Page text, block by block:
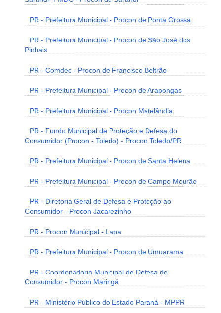
PR - Prefeitura Municipal - Procon de Ponta Grossa
PR - Prefeitura Municipal - Procon de São José dos
Pinhais
PR - Comdec - Procon de Francisco Beltrão
PR - Prefeitura Municipal - Procon de Arapongas
PR - Prefeitura Municipal - Procon Matelândia
PR - Fundo Municipal de Proteção e Defesa do
Consumidor (Procon - Toledo) - Procon Toledo/PR
PR - Prefeitura Municipal - Procon de Santa Helena
PR - Prefeitura Municipal - Procon de Campo Mourão
PR - Diretoria Geral de Defesa e Proteção ao
Consumidor - Procon Jacarezinho
PR - Procon Municipal - Lapa
PR - Prefeitura Municipal - Procon de Umuarama
PR - Coordenadoria Municipal de Defesa do
Consumidor - Procon Maringá
PR - Ministério Público do Estado Paraná - MPPR